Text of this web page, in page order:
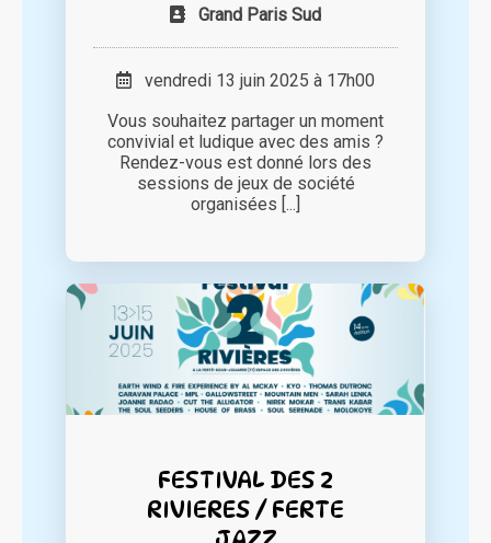
Grand Paris Sud
vendredi 13 juin 2025 à 17h00
Vous souhaitez partager un moment
convivial et ludique avec des amis ?
Rendez-vous est donné lors des
sessions de jeux de société
organisées [...]
FESTIVAL DES 2
RIVIERES / FERTE